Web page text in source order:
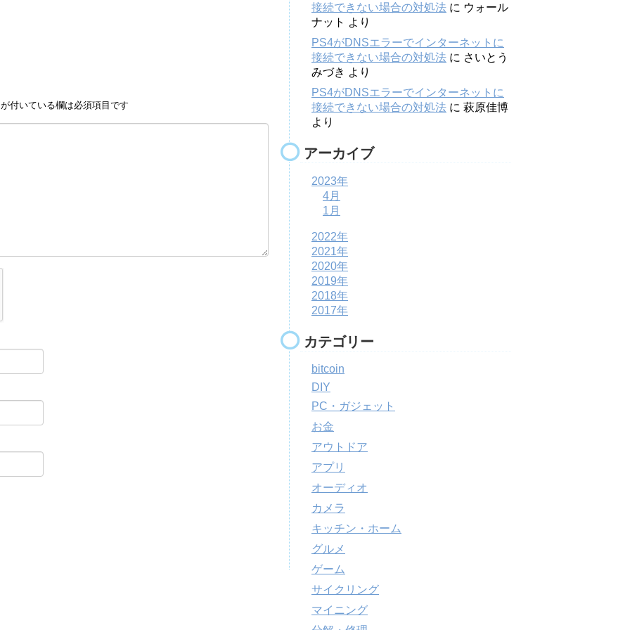
が付いている欄は必須項目です
接続できない場合の対処法 に ウォール
ナット より
PS4がDNSエラーでインターネットに
接続できない場合の対処法 に さいとう
みづき より
PS4がDNSエラーでインターネットに
接続できない場合の対処法 に 萩原佳博
より
アーカイブ
2023年
4月
1月
2022年
2021年
2020年
2019年
2018年
2017年
カテゴリー
bitcoin
DIY
PC・ガジェット
お金
アウトドア
アプリ
オーディオ
カメラ
キッチン・ホーム
グルメ
ゲーム
サイクリング
マイニング